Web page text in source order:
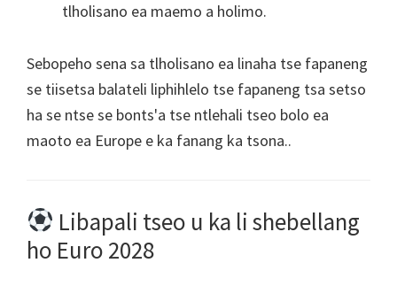
tlholisano ea maemo a holimo.
Sebopeho sena sa tlholisano ea linaha tse fapaneng
se tiisetsa balateli liphihlelo tse fapaneng tsa setso
ha se ntse se bonts'a tse ntlehali tseo bolo ea
maoto ea Europe e ka fanang ka tsona..
Libapali tseo u ka li shebellang
ho Euro 2028